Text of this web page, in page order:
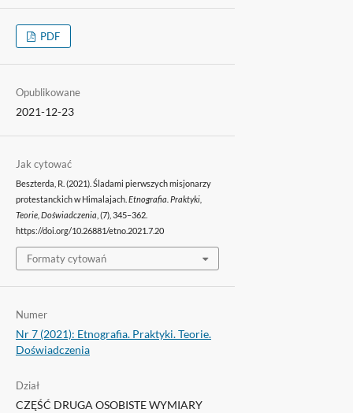
PDF
Opublikowane
2021-12-23
Jak cytować
Beszterda, R. (2021). Śladami pierwszych misjonarzy
protestanckich w Himalajach. Etnografia. Praktyki,
Teorie, Doświadczenia , (7), 345–362.
https://doi.org/10.26881/etno.2021.7.20
Formaty cytowań
Numer
Nr 7 (2021): Etnografia. Praktyki. Teorie.
Doświadczenia
Dział
CZĘŚĆ DRUGA OSOBISTE WYMIARY